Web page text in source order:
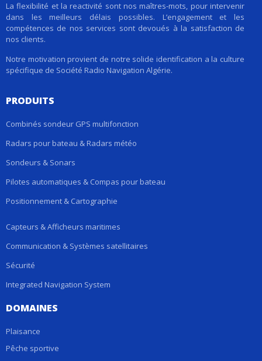
La flexibilité et la reactivité sont nos maîtres-mots, pour intervenir
dans les meilleurs délais possibles. L’engagement et les
compétences de nos services sont devoués à la satisfaction de
nos clients.
Notre motivation provient de notre solide identification a la culture
spécifique de Société Radio Navigation Algérie.
PRODUITS
Combinés sondeur GPS multifonction
Radars pour bateau & Radars météo
Sondeurs & Sonars
Pilotes automatiques & Compas pour bateau
Positionnement & Cartographie
Capteurs & Afficheurs maritimes
Communication & Systèmes satellitaires
Sécurité
Integrated Navigation System
DOMAINES
Plaisance
Pêche sportive